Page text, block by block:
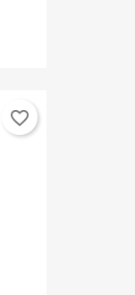
favorite_border